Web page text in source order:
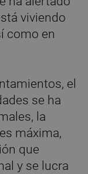
viviendo
como en
el
se ha
la
máxima,
que
y se lucra